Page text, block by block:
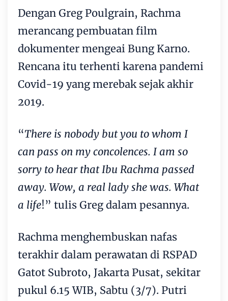
Dengan Greg Poulgrain, Rachma
merancang pembuatan film
dokumenter mengeai Bung Karno.
Rencana itu terhenti karena pandemi
Covid-19 yang merebak sejak akhir
2019.
“There is nobody but you to whom I
can pass on my concolences. I am so
sorry to hear that Ibu Rachma passed
away. Wow, a real lady she was. What
a life!” tulis Greg dalam pesannya.
Rachma menghembuskan nafas
terakhir dalam perawatan di RSPAD
Gatot Subroto, Jakarta Pusat, sekitar
pukul 6.15 WIB, Sabtu (3/7). Putri